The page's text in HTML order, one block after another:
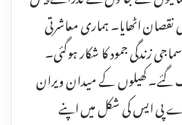
مالی نقصان اٹھایا۔ ہماری معاشرتی
زندگی جمود کا شکار ہوگئی۔
گئے۔ کھیلوں کے میدان ویران
پی ایس کی شکل میں اپنے